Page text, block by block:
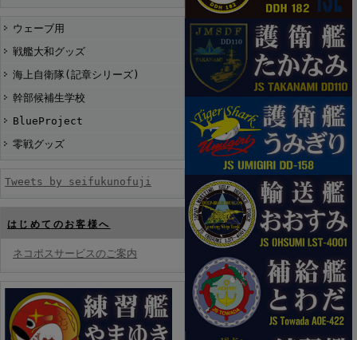
ウェーブ用
戦艦大和グッズ
海上自衛隊(記章シリーズ)
幹部候補生学校
BlueProject
零戦グッズ
Tweets by seifukunofuji
はじめてのお客様へ
ネコポスサービスのご案内